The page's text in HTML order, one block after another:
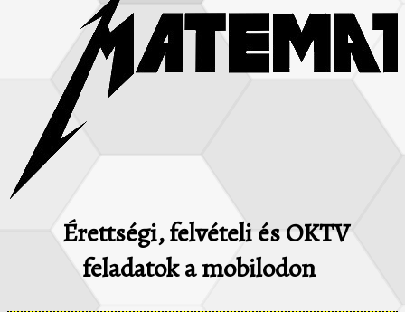
Érettségi, felvételi és OKTV
feladatok a mobilodon